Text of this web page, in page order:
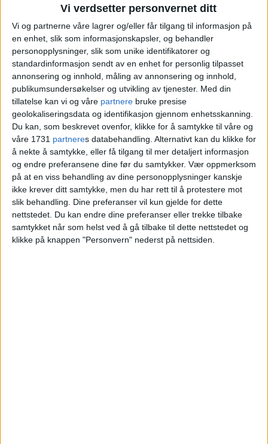
Vi verdsetter personvernet ditt
Vi og partnerne våre lagrer og/eller får tilgang til informasjon på
en enhet, slik som informasjonskapsler, og behandler
personopplysninger, slik som unike identifikatorer og
standardinformasjon sendt av en enhet for personlig tilpasset
annonsering og innhold, måling av annonsering og innhold,
publikumsundersøkelser og utvikling av tjenester. Med din
tillatelse kan vi og våre partnere bruke presise
geolokaliseringsdata og identifikasjon gjennom enhetsskanning.
Du kan, som beskrevet ovenfor, klikke for å samtykke til våre og
våre 1731 partneres databehandling. Alternativt kan du klikke for
å nekte å samtykke, eller få tilgang til mer detaljert informasjon
og endre preferansene dine før du samtykker. Vær oppmerksom
på at en viss behandling av dine personopplysninger kanskje
ikke krever ditt samtykke, men du har rett til å protestere mot
slik behandling. Dine preferanser vil kun gjelde for dette
nettstedet. Du kan endre dine preferanser eller trekke tilbake
samtykket når som helst ved å gå tilbake til dette nettstedet og
klikke på knappen "Personvern" nederst på nettsiden.
Alex (55) var
kokainavhengig: – Man blir
veldig paranoid. Jeg skrev
aldri ned avtaler
BRANN KRISTINE BRYNTESEN HEDLY
BYDEL SAGENE